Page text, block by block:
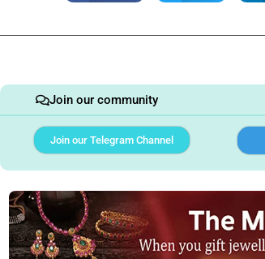
Join our community
Join our Telegram Channel